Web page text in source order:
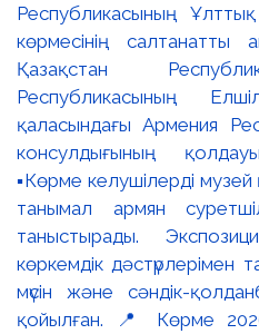
Республикасының
көрмесінің
Қазақстан
Республикасының
қаласындағы Армения
консулдығының
▪️Көрме келушілерді
танымал армян
таныстырады.
көркемдік дәстүрлерімен
мүсін және сәндік-
қойылған. 📍 Көрме